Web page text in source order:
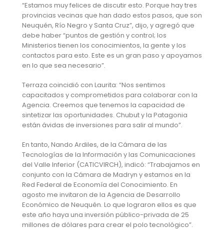
“Estamos muy felices de discutir esto. Porque hay tres
provincias vecinas que han dado estos pasos, que son
Neuquén, Río Negro y Santa Cruz”, dijo, y agregó que
debe haber “puntos de gestión y control; los
Ministerios tienen los conocimientos, la gente y los
contactos para esto. Este es un gran paso y apoyamos
en lo que sea necesario”.
Terraza coincidió con Laurita: “Nos sentimos
capacitados y comprometidos para colaborar con la
Agencia. Creemos que tenemos la capacidad de
sintetizar las oportunidades. Chubut y la Patagonia
están ávidas de inversiones para salir al mundo”.
En tanto, Nando Ardiles, de la Cámara de las
Tecnologías de la Información y las Comunicaciones
del Valle Inferior (CATICVIRCH), indicó: “Trabajamos en
conjunto con la Cámara de Madryn y estamos en la
Red Federal de Economía del Conocimiento. En
agosto me invitaron de la Agencia de Desarrollo
Económico de Neuquén. Lo que lograron ellos es que
este año haya una inversión público-privada de 25
millones de dólares para crear el polo tecnológico”.